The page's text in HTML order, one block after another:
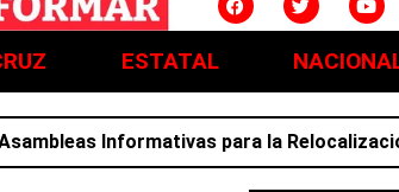
ESTATAL
Informativas para la Relocalización;